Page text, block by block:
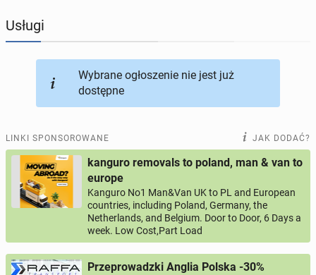
KUPIĘ & SPRZEDAM
TOWARZYSKIE 114ogłoszeń online
Usługi
Wybrane ogłoszenie nie jest już
dostępne
LINKI SPONSOROWANE JAK DODAĆ?
kanguro removals to poland, man & van to
europe
Kanguro No1 Man&Van UK to PL and European
countries, including Poland, Germany, the
Netherlands, and Belgium. Door to Door, 6 Days a
week. Low Cost,Part Load
Przeprowadzki Anglia Polska -30%